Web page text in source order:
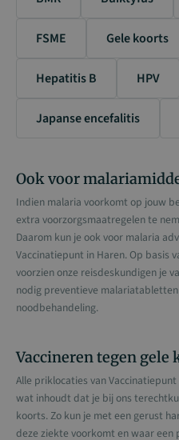
FSME Gele koorts
Hepatitis B HPV
Japanse encefalitis
Ook voor
Indien malaria voorkomt op jouw
extra voorzorgsmaatregelen te
Daarom kun je ook voor malaria
Vaccinatiepunt in Haren. Op basis
voorzien onze reisdeskundigen je
nodig preventieve
noodbehandeling.
Vaccineren tegen gele
Alle priklocaties van
wat inhoudt dat je bij ons
koorts. Zo kun je met een gerust
deze ziekte voorkomt en waar